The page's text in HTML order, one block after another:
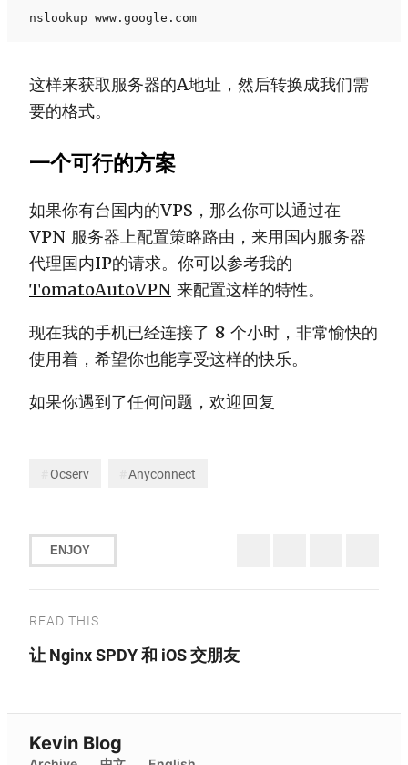
nslookup www.google.com
这样来获取服务器的A地址，然后转换成我们需
要的格式。
一个可行的方案
如果你有台国内的VPS，那么你可以通过在
VPN 服务器上配置策略路由，来用国内服务器
代理国内IP的请求。你可以参考我的
TomatoAutoVPN 来配置这样的特性。
现在我的手机已经连接了 8 个小时，非常愉快的
使用着，希望你也能享受这样的快乐。
如果你遇到了任何问题，欢迎回复
Ocserv Anyconnect
ENJOY
READ THIS
让 Nginx SPDY 和 iOS 交朋友
Kevin Blog